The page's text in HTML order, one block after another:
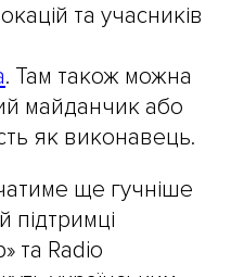
та учасників
. Там також можна
майданчик або
як виконавець.
ще гучніше
підтримці
та Radio